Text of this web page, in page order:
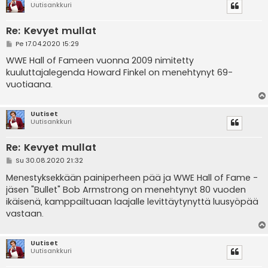
Uutisankkuri
Re: Kevyet mullat
V
e
s
t
i
Pe 17.04.2020 15:29
WWE Hall of Fameen vuonna 2009 nimitetty
kuuluttajalegenda Howard Finkel on menehtynyt 69-
vuotiaana.
Uutiset
Uutisankkuri
Re: Kevyet mullat
V
e
s
t
i
Su 30.08.2020 21:32
Menestyksekkään painiperheen pää ja WWE Hall of Fame -
jäsen "Bullet" Bob Armstrong on menehtynyt 80 vuoden
ikäisenä, kamppailtuaan laajalle levittäytynyttä luusyöpää
vastaan.
Uutiset
Uutisankkuri